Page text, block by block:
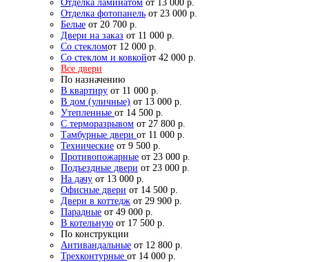
Отделка ламинатом от 13 000 р.
Отделка фотопанель от 23 000 р.
Белые от 20 700 р.
Двери на заказ от 11 000 р.
Со стекломот 12 000 р.
Со стеклом и ковкойот 42 000 р.
Все двери
По назначению
В квартиру от 11 000 р.
В дом (уличные) от 13 000 р.
Утепленные от 14 500 р.
С терморазрывом от 27 800 р.
Тамбурные двери от 11 000 р.
Технические от 9 500 р.
Противопожарные от 23 000 р.
Подъездные двери от 23 000 р.
На дачу от 13 000 р.
Офисные двери от 14 500 р.
Двери в коттедж от 29 900 р.
Парадные от 49 000 р.
В котельную от 17 500 р.
По конструкции
Антивандальные от 12 800 р.
Трехконтурные от 14 000 р.